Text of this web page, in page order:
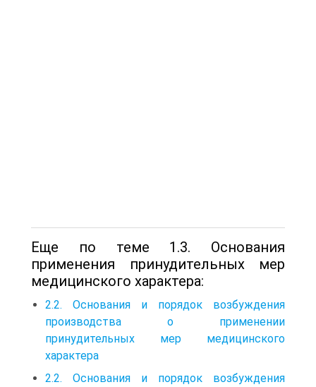
Еще по теме 1.3. Основания
применения принудительных мер
медицинского характера:
2.2. Основания и порядок возбуждения
производства о применении
принудительных мер медицинского
характера
2.2. Основания и порядок возбуждения